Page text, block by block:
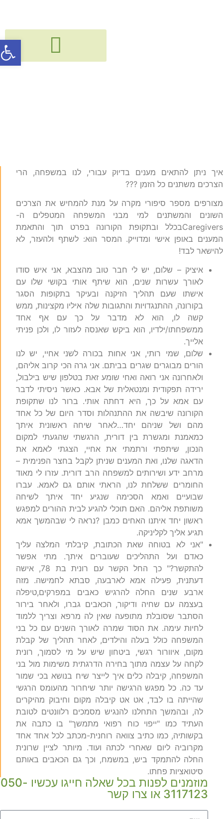
ניתן להתאים מענים בדיוק עבורי, לנו במשפחה, הרי
משתנים כל הזמן ???
מספר סיפורי מקרה על מנת להמחיש את הצרכים
והמשתנים למי מבני המשפחה המטפלים ה-
Caregiversבכלל ובתקופת הקורונה בפרט תוך והתאמת
באופן אישי ומדוייק. המסר הוא: לשתף ולהעזר, לא
לבד!
איציק – שלום, יש לי חבר טוב מהצבא, אני איש סודו
לאורך עשרות שנים, הוא שיתף אותי בקושי שלו עם
אישתו שעם תהליך הזיקנה ובעיקר בתקופות הסגר
בקורונה, ההתנגדויות והתגובות שלה איליו מקצינות, ממש
קשה לו, הוא לא מדבר על כך עם אף אחד
ממשפחתו/ילדיו, הוא ביקש שאנסה לעזור לו, ולכן פניתי
אלייך.
שלום, שמי רותי, אני אחות בכורה לשני אחיי, יש לנו
הורים מבוגרים שגרים בביתם. אני גרה הכי קרוב אליהם,
ולאחרונה אני רואה ואחי שומע זאת בטלפון שיש בילבול,
ירידה תפקודית ומנטאלית של אבא. כאשר ניסיתי לדבר
עם אמא על כך, היא דחתה אותי. ברור לנו שתקופת
הקורונה שיבשה את ההתנהלות וסדר היום של כל אחד
מהם ושל שניהם יחד…לאחר שיחה ראשונית איתך
כמאמנת ומגשרת בין דורית, הרגשתי שהגעתי למקום
הנכון, שיתפתי ורתמתי את אחיי, הצגתי לאמא את
הדאגה שלנו, ואת המענים שניתן לקבל בחצר הפנימית –
מרחב ידע ושירותים למשפחה הרב דורית. עזרו לי מאוד
החומרים ששלחת לנו, הראתי אותם גם לאמא. עברו
שבועיים ואמא הסכימה שנגיע יחד איתך לשיחה
משותפת אליהם. האם תוכלי להגיע לבית ההורים למפגש
ראשון יחד איתנו האחים כמבן ?נראה לי שבהמשך אמא
תגיע אליך לקליניקה.
"אני לא בטוחה שאת הכתובת, קיבלתי המלצה עליך
כאדם ועל התהליכים שעוברים איתך. מתי אפשר
להתקשר?" כך החל הקשר עם רונית בת 78, אישה
דעתנית, פעילה אמא לארבעה, סבתא לחמישה. מזה
ארבע שנים החלה להרגיש כאבים במפרקים,טיפלה
בעצמה עם שחיה ודיקור, הכאבים גברו, ולאחר בירור
הסתבר שסובלת מתופעה שאין לה מרפא וצריך ללמוד
לחיות עימה. את הסוד שמרה לאורך השנים עם כל בני
המשפחה כולל בעלה והילדים, לאחר תהליך של קבלת
מקום, איוורור רגשי, ביטחון שיש על מי לסמוך, רונית
לקחה על עצמה מתוך בחירה הדרגתית משימות מול בני
המשפחה, קיבלה כלים איך לייצר שיח בנושא בכי שמור
עד כה. כל מפגש הרגישה יותר שיחרור מהעומס הרגשי
שהייתה בו לבד, אט אט קיבלה מקום וחיבוק מהיקרים
לה, ובהמשך התחלנו להנגיש מסמכים רלוונטים לטובת
העתיד כמו "ייפוי כוח רפואי מתמשך" בו כתבה את
בקשותיה, כמו כתיב צוואה רוחנית-מכתב לכל אחד אחד
מקרוביה ליום שאחרי לכתה ועוד. מיותר לציין שרונית
החלה להתמקד ביש, במשמח, וכך גם הכאבים באותם
סיטואציות פחתו.
מוזמנים לפנות בכל שאלה חייגו עכשיו 050-
3117123 או צרו קשר
פתח